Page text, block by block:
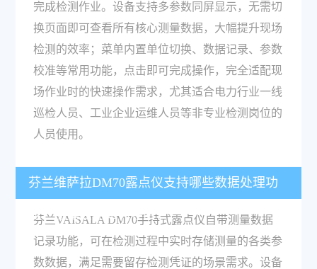
完成检测作业。设备支持多参数同屏显示，无需切
换页面即可查看所有核心测量数据，大幅提升现场
检测的效率；菜单内置单位切换、数据记录、参数
校准等常用功能，点击即可完成操作，完全适配现
场作业时的快速操作需求，尤其适合电力行业一线
巡检人员、工业企业运维人员等非专业检测岗位的
人员使用。
芬兰维萨拉DM70露点仪支持哪些数据处理功
能？测量数据如何导出？
芬兰VAISALA DM70手持式露点仪自带测量数据
记录功能，可在检测过程中实时存储测量的各类参
数数据，满足需要留存检测凭证的场景需求。设备